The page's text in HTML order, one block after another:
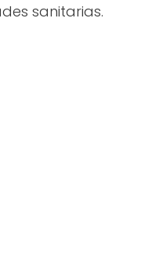
sanitarias.